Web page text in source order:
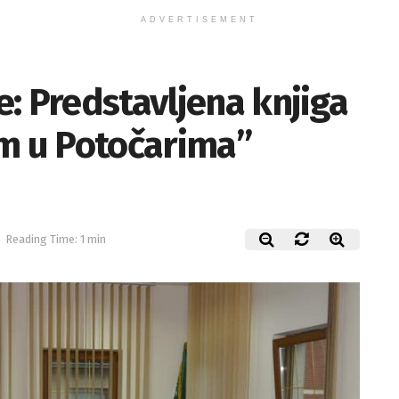
ADVERTISEMENT
Predstavljena knjiga
u Potočarima”
Reading Time: 1 min